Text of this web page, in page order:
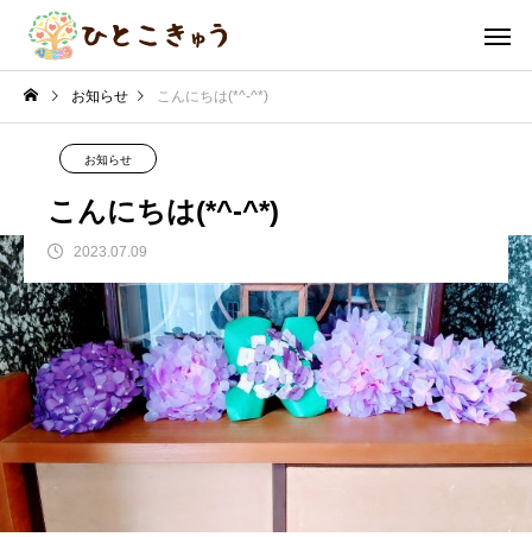
お知らせ こんにちは(*^-^*)
お知らせ
こんにちは(*^-^*)
2023.07.09